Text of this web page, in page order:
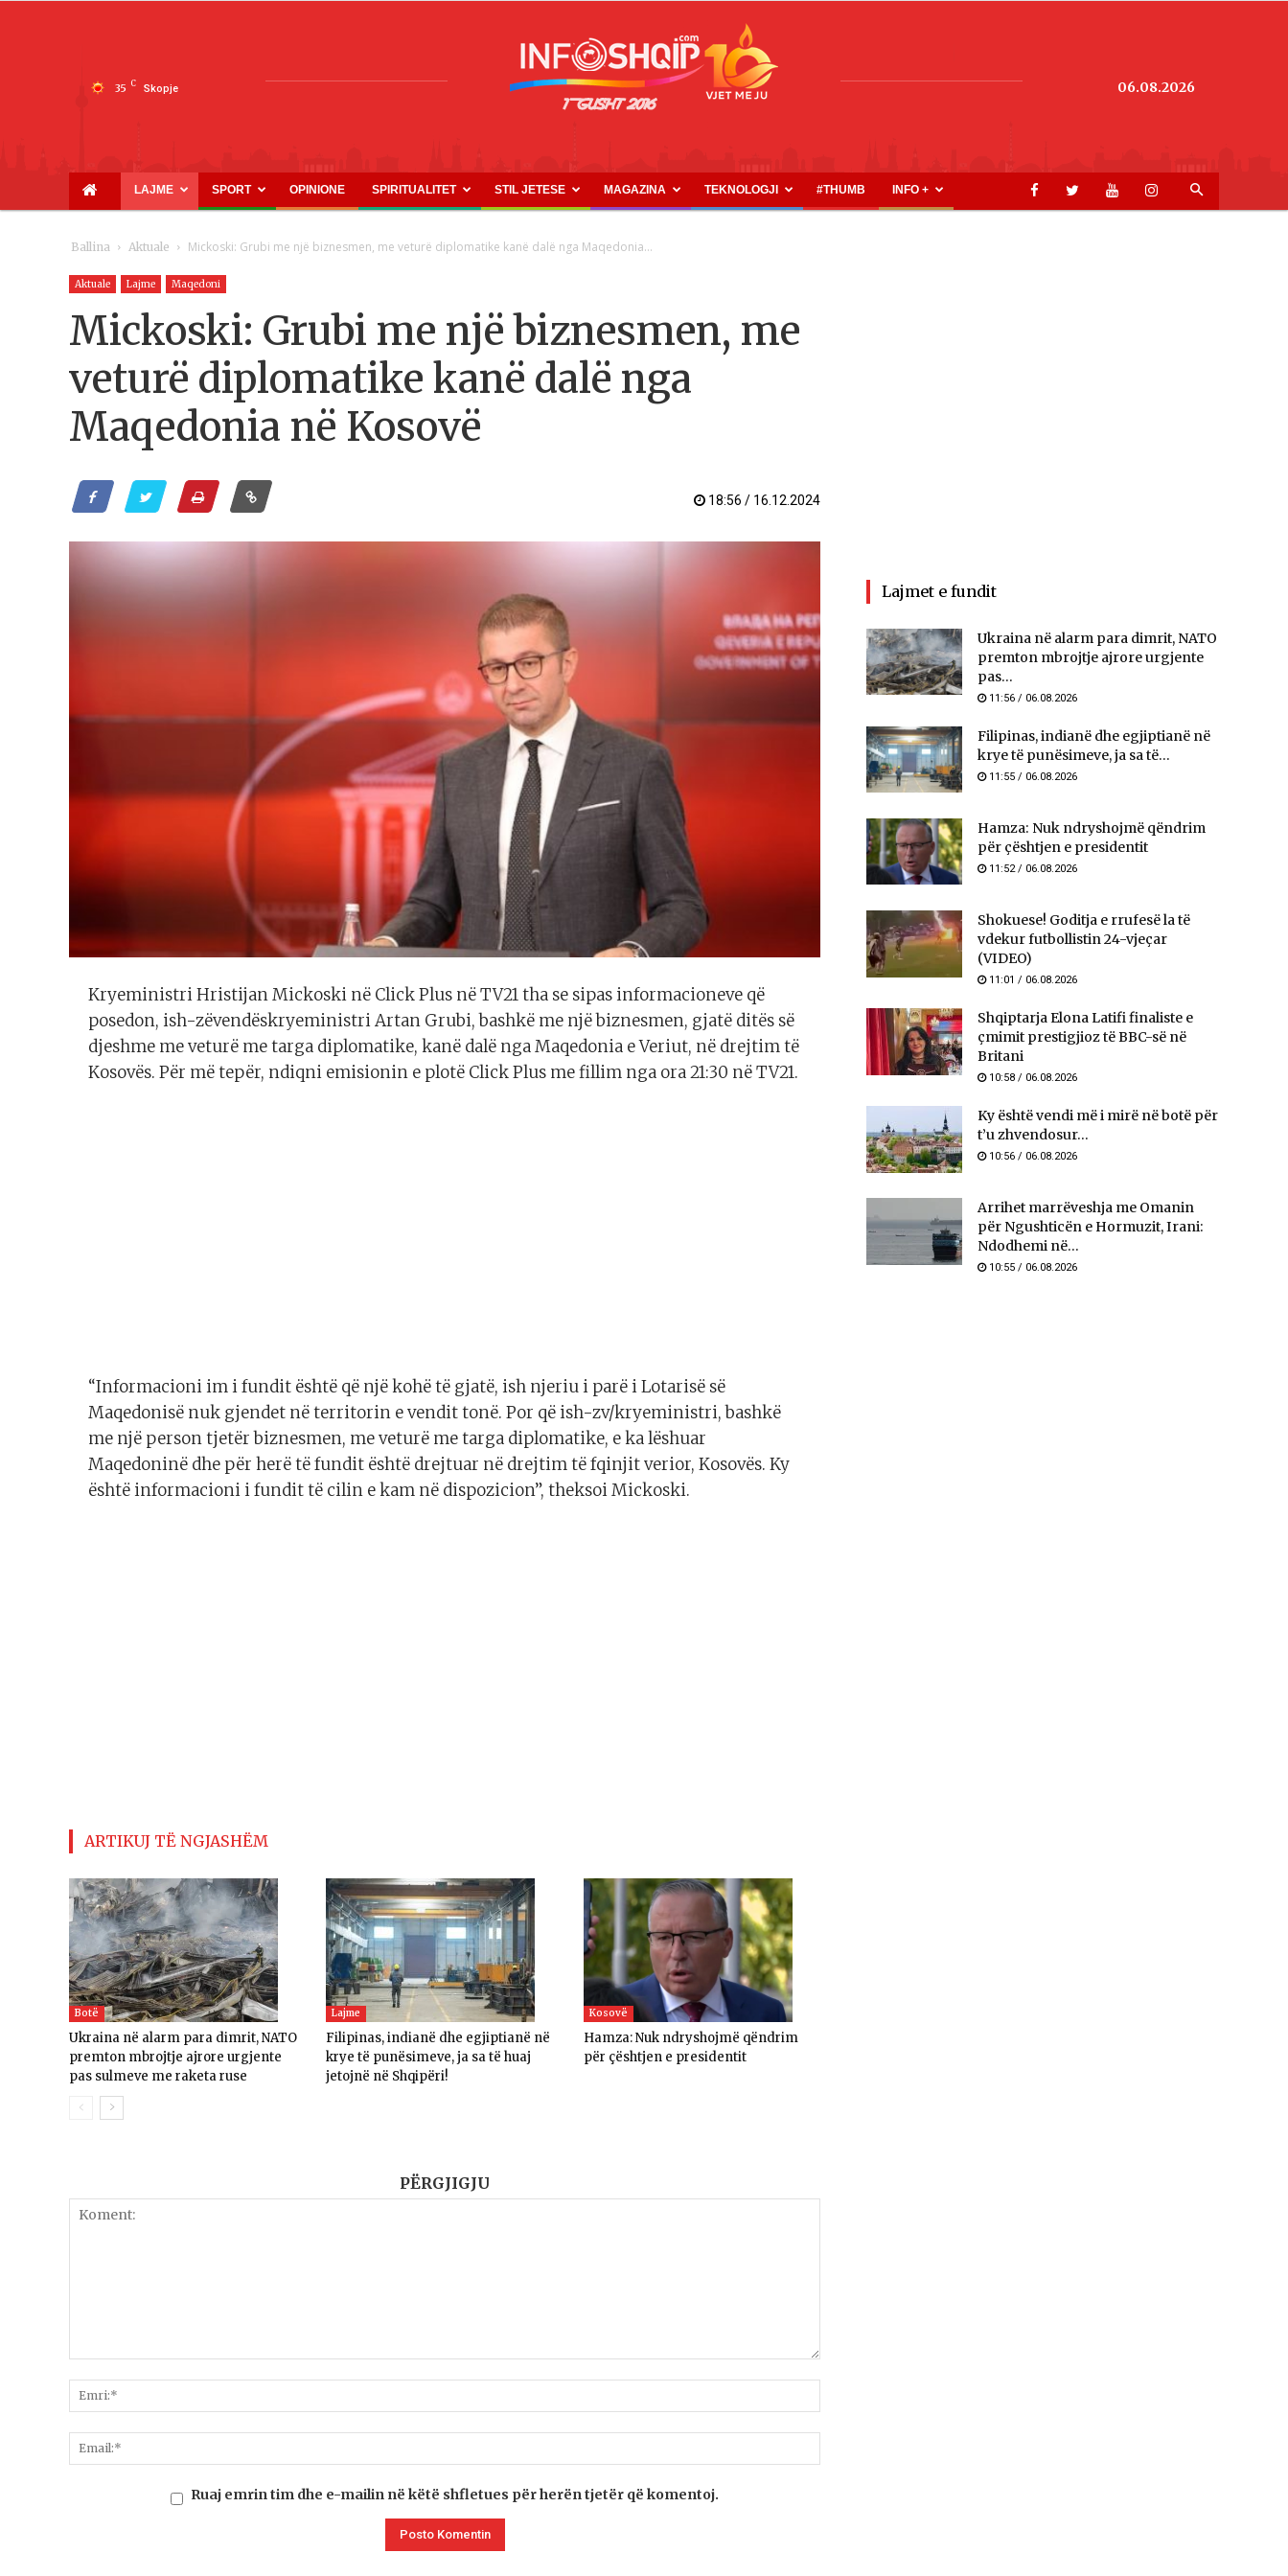
35 C Skopje
INFOSHQIP.COM
06.08.2026
LAJME SPORT OPINIONE SPIRITUALITET STIL JETESE MAGAZINA TEKNOLOGJI #THUMB INFO +
Ballina Aktuale Mickoski: Grubi me një biznesmen, me veturë diplomatike kanë dalë nga Maqedonia...
Aktuale Lajme Maqedoni
Mickoski: Grubi me një biznesmen, me
veturë diplomatike kanë dalë nga
Maqedonia në Kosovë
18:56 / 16.12.2024
Kryeministri Hristijan Mickoski në Click Plus në TV21 tha se sipas informacioneve që
posedon, ish-zëvendëskryeministri Artan Grubi, bashkë me një biznesmen, gjatë ditës së
djeshme me veturë me targa diplomatike, kanë dalë nga Maqedonia e Veriut, në drejtim të
Kosovës. Për më tepër, ndiqni emisionin e plotë Click Plus me fillim nga ora 21:30 në TV21.
“Informacioni im i fundit është që një kohë të gjatë, ish njeriu i parë i Lotarisë së
Maqedonisë nuk gjendet në territorin e vendit tonë. Por që ish-zv/kryeministri, bashkë
me një person tjetër biznesmen, me veturë me targa diplomatike, e ka lëshuar
Maqedoninë dhe për herë të fundit është drejtuar në drejtim të fqinjit verior, Kosovës. Ky
është informacioni i fundit të cilin e kam në dispozicion”, theksoi Mickoski.
ARTIKUJ TË NGJASHËM
Botë
Ukraina në alarm para dimrit, NATO
premton mbrojtje ajrore urgjente
pas sulmeve me raketa ruse
Lajme
Filipinas, indianë dhe egjiptianë në
krye të punësimeve, ja sa të huaj
jetojnë në Shqipëri!
Kosovë
Hamza: Nuk ndryshojmë qëndrim
për çështjen e presidentit
PËRGJIGJU
Ruaj emrin tim dhe e-mailin në këtë shfletues për herën tjetër që komentoj.
Lajmet e fundit
Ukraina në alarm para dimrit, NATO
premton mbrojtje ajrore urgjente
pas...
11:56 / 06.08.2026
Filipinas, indianë dhe egjiptianë në
krye të punësimeve, ja sa të...
11:55 / 06.08.2026
Hamza: Nuk ndryshojmë qëndrim
për çështjen e presidentit
11:52 / 06.08.2026
Shokuese! Goditja e rrufesë la të
vdekur futbollistin 24-vjeçar
(VIDEO)
11:01 / 06.08.2026
Shqiptarja Elona Latifi finaliste e
çmimit prestigjioz të BBC-së në
Britani
10:58 / 06.08.2026
Ky është vendi më i mirë në botë për
t’u zhvendosur...
10:56 / 06.08.2026
Arrihet marrëveshja me Omanin
për Ngushticën e Hormuzit, Irani:
Ndodhemi në...
10:55 / 06.08.2026